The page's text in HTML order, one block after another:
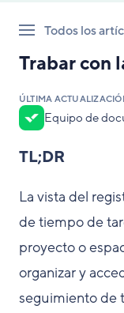
Todos los
Trabar con
ÚLTIMA
Equipo de
TL;DR
La vista del
de tiempo de
proyecto o
organizar y
seguimiento de